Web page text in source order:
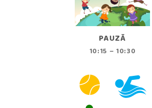
PAUZĂ
10:15 – 10:30